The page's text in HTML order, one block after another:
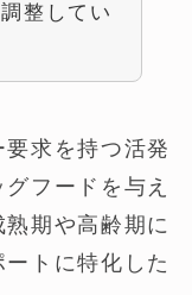
整してい
求を持つ活発
フードを与え
期や高齢期に
トに特化した